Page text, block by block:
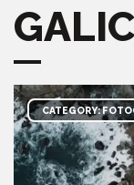
CATEGORY: